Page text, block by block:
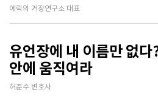
에릭의 거장연구소 대표
유언장에 내 이름만 없
안에 움직여라
허준수 변호사